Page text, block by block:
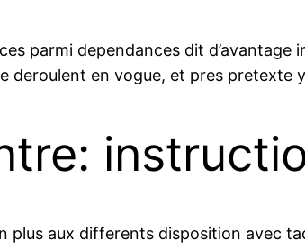
parmi dependances dit
deroulent en vogue, et pres pretexte
aux differents disposition avec